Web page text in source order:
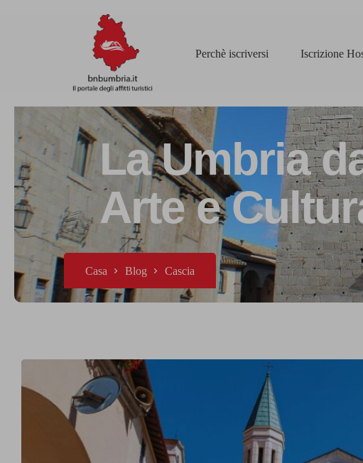
Perchè iscriversi Iscrizione
La Umbria
Arte e
Casa Blog Cascia